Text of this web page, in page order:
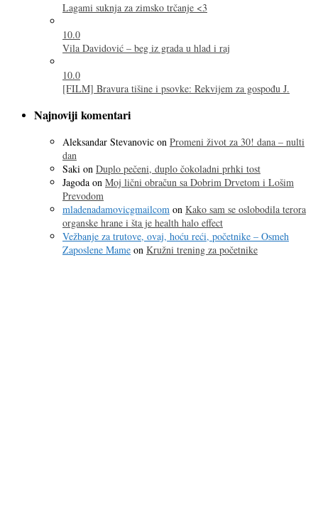
Lagami suknja za zimsko trčanje <3
10.0
Vila Davidović – beg iz grada u hlad i raj
10.0
[FILM] Bravura tišine i psovke: Rekvijem za gospođu J.
Najnoviji komentari
Aleksandar Stevanovic on Promeni život za 30! dana – nulti
dan
Saki on Duplo pečeni, duplo čokoladni prhki tost
Jagoda on Moj lični obračun sa Dobrim Drvetom i Lošim
Prevodom
mladenadamovicgmailcom on Kako sam se oslobodila terora
organske hrane i šta je health halo effect
Vežbanje za trutove, ovaj, hoću reći, početnike – Osmeh
Zaposlene Mame on Kružni trening za početnike